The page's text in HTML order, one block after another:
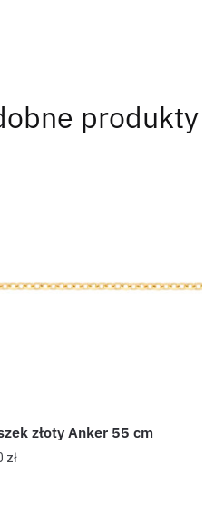
produkty
złoty Anker 55 cm
zł